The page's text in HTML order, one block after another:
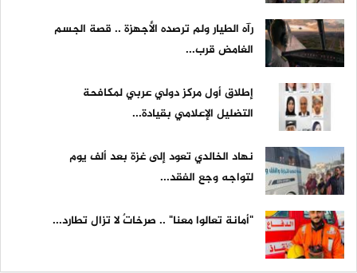
رآه الطيار ولم ترصده الأجهزة .. قصة الجسم
الغامض قرب...
إطلاق أول مركز دولي عربي لمكافحة
التضليل الإعلامي بقيادة...
نهاد الخالدي تعود إلى غزة بعد ألف يوم
لتواجه وجع الفقد...
"أمانة تعالوا معنا" .. صرخاتٌ لا تزال تطارد...